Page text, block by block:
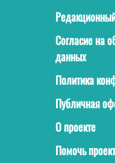
Согласие на
данных
Политика
Публичная
О проекте
Помочь